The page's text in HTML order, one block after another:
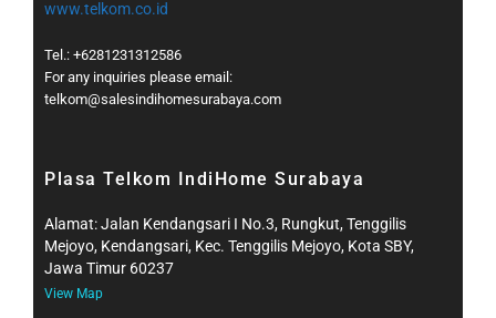
www.telkom.co.id
Tel.: +6281231312586
For any inquiries please email:
telkom@salesindihomesurabaya.com​
Plasa Telkom IndiHome Surabaya
Alamat: Jalan Kendangsari I No.3, Rungkut, Tenggilis
Mejoyo, Kendangsari, Kec. Tenggilis Mejoyo, Kota SBY,
Jawa Timur 60237
View Map